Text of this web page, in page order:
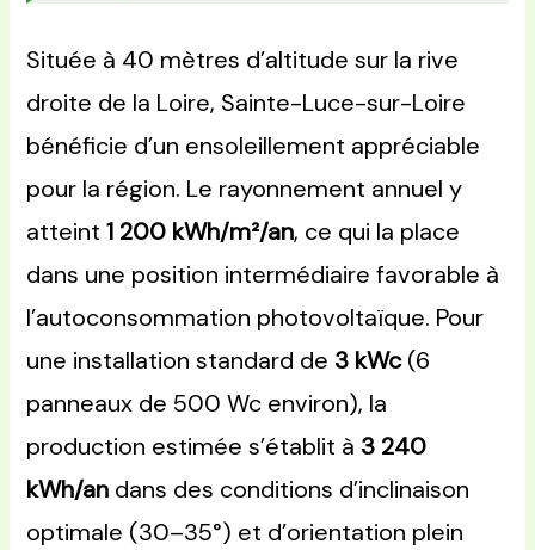
Située à 40 mètres d’altitude sur la rive
droite de la Loire, Sainte-Luce-sur-Loire
bénéficie d’un ensoleillement appréciable
pour la région. Le rayonnement annuel y
atteint1 200 kWh/m²/an, ce qui la place
dans une position intermédiaire favorable à
l’autoconsommation photovoltaïque. Pour
une installation standard de 3 kWc(6
panneaux de 500 Wc environ), la
production estimée s’établit à 3 240
kWh/an dans des conditions d’inclinaison
optimale (30–35°) et d’orientation plein